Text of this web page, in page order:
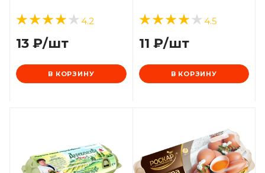
4.2
13 ₽/шт
В КОРЗИНУ
4.5
11 ₽/шт
В КОРЗИНУ